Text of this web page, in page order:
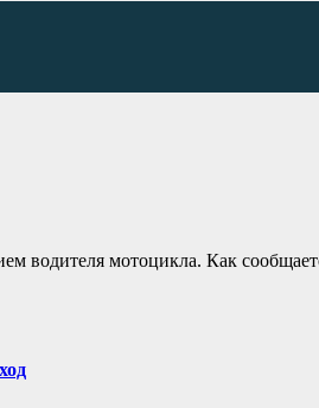
водителя мотоцикла. Как